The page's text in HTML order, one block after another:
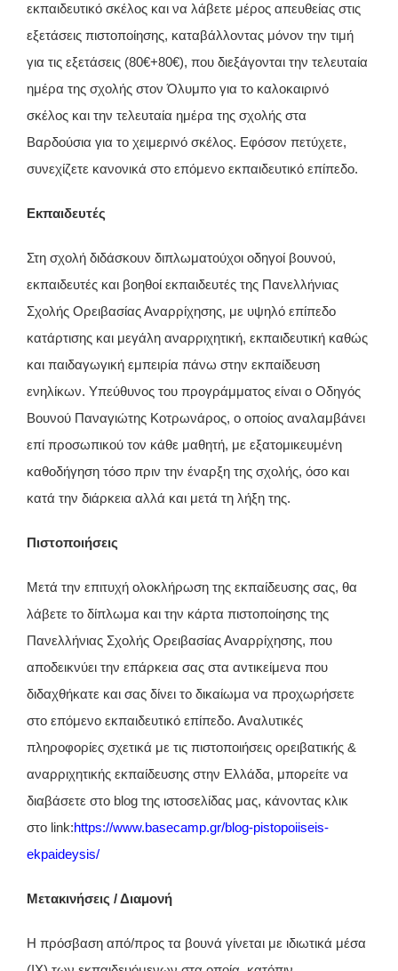
εκπαιδευτικό σκέλος και να λάβετε μέρος απευθείας στις
εξετάσεις πιστοποίησης, καταβάλλοντας μόνον την τιμή
για τις εξετάσεις (80€+80€), που διεξάγονται την τελευταία
ημέρα της σχολής στον Όλυμπο για το καλοκαιρινό
σκέλος και την τελευταία ημέρα της σχολής στα
Βαρδούσια για το χειμερινό σκέλος. Εφόσον πετύχετε,
συνεχίζετε κανονικά στο επόμενο εκπαιδευτικό επίπεδο.
Εκπαιδευτές
Στη σχολή διδάσκουν διπλωματούχοι οδηγοί βουνού,
εκπαιδευτές και βοηθοί εκπαιδευτές της Πανελλήνιας
Σχολής Ορειβασίας Αναρρίχησης, με υψηλό επίπεδο
κατάρτισης και μεγάλη αναρριχητική, εκπαιδευτική καθώς
και παιδαγωγική εμπειρία πάνω στην εκπαίδευση
ενηλίκων. Υπεύθυνος του προγράμματος είναι ο Οδηγός
Βουνού Παναγιώτης Κοτρωνάρος, ο οποίος αναλαμβάνει
επί προσωπικού τον κάθε μαθητή, με εξατομικευμένη
καθοδήγηση τόσο πριν την έναρξη της σχολής, όσο και
κατά την διάρκεια αλλά και μετά τη λήξη της.
Πιστοποιήσεις
Μετά την επιτυχή ολοκλήρωση της εκπαίδευσης σας, θα
λάβετε το δίπλωμα και την κάρτα πιστοποίησης της
Πανελλήνιας Σχολής Ορειβασίας Αναρρίχησης, που
αποδεικνύει την επάρκεια σας στα αντικείμενα που
διδαχθήκατε και σας δίνει το δικαίωμα να προχωρήσετε
στο επόμενο εκπαιδευτικό επίπεδο. Αναλυτικές
πληροφορίες σχετικά με τις πιστοποιήσεις ορειβατικής &
αναρριχητικής εκπαίδευσης στην Ελλάδα, μπορείτε να
διαβάσετε στο blog της ιστοσελίδας μας, κάνοντας κλικ
στο link:https://www.basecamp.gr/blog-pistopoiiseis-
ekpaideysis/
Μετακινήσεις / Διαμονή
Η πρόσβαση από/προς τα βουνά γίνεται με ιδιωτικά μέσα